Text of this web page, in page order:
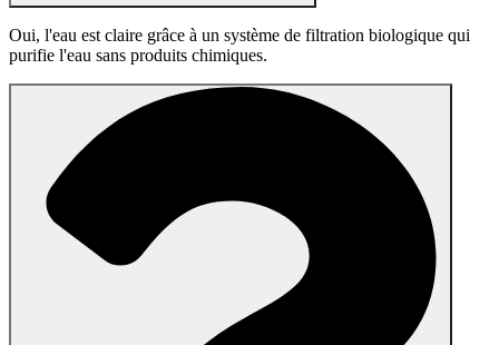
Oui, l'eau est claire grâce à un système de filtration biologique qui
purifie l'eau sans produits chimiques.